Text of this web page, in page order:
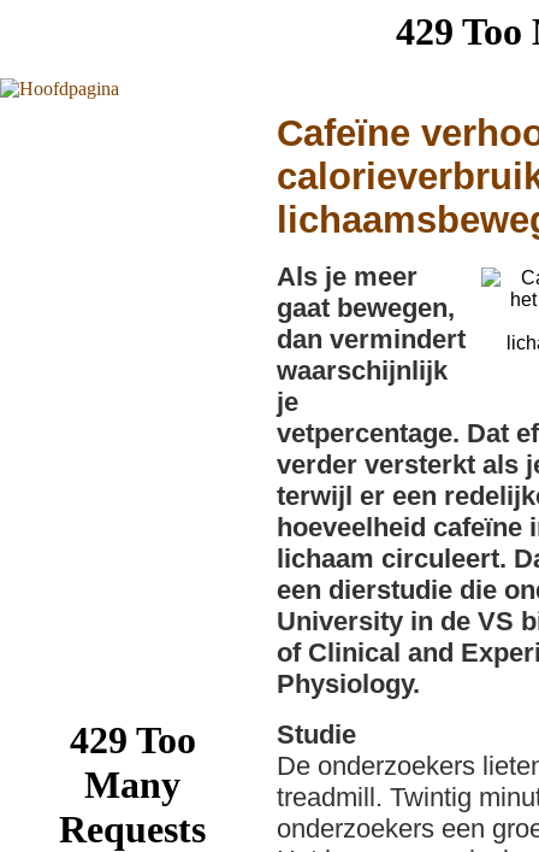
Cafeïne
Als je meer
gaat bewegen,
dan vermindert
waarschijnlijk
je
vetpercentage. Dat
verder versterkt als
terwijl er een
hoeveelheid cafeïne
lichaam circuleert.
een dierstudie die
University in de VS
of Clinical and
Physiology.
Studie
De onderzoekers
treadmill. Twintig
onderzoekers een